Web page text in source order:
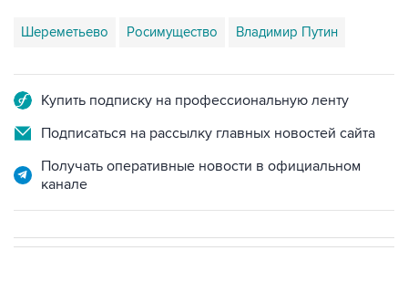
Шереметьево Росимущество Владимир Путин
Купить подписку на профессиональную ленту
Подписаться на рассылку главных новостей сайта
Получать оперативные новости в официальном
канале